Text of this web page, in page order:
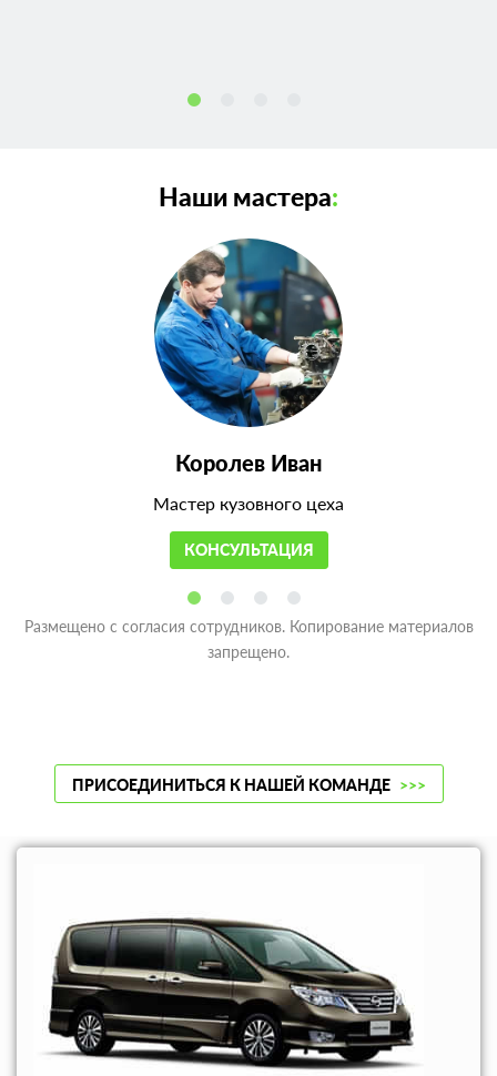
Наши мастера:
Королев Иван
Мастер кузовного цеха
КОНСУЛЬТАЦИЯ
Размещено с согласия сотрудников. Копирование материалов
запрещено.
ПРИСОЕДИНИТЬСЯ К НАШЕЙ КОМАНДЕ >>>